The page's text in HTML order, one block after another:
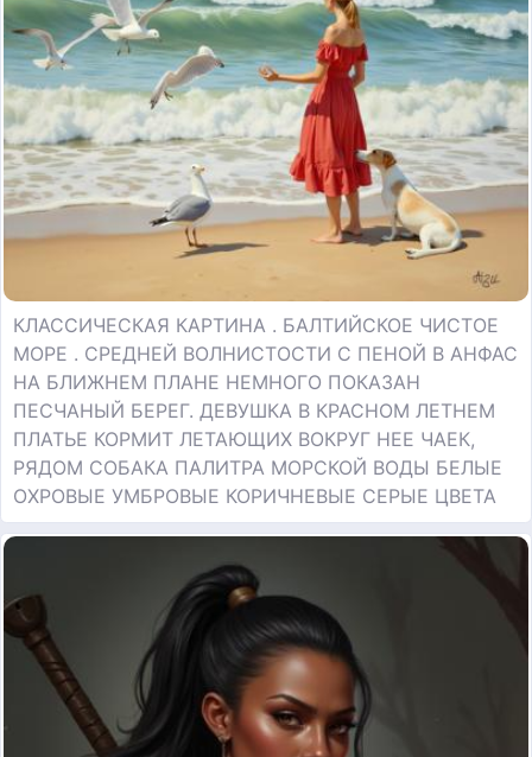
КЛАССИЧЕСКАЯ КАРТИНА . БАЛТИЙСКОЕ ЧИСТОЕ
МОРЕ . СРЕДНЕЙ ВОЛНИСТОСТИ С ПЕНОЙ В АНФАС
НА БЛИЖНЕМ ПЛАНЕ НЕМНОГО ПОКАЗАН
ПЕСЧАНЫЙ БЕРЕГ. ДЕВУШКА В КРАСНОМ ЛЕТНЕМ
ПЛАТЬЕ КОРМИТ ЛЕТАЮЩИХ ВОКРУГ НЕЕ ЧАЕК,
РЯДОМ СОБАКА ПАЛИТРА МОРСКОЙ ВОДЫ БЕЛЫЕ
ОХРОВЫЕ УМБРОВЫЕ КОРИЧНЕВЫЕ СЕРЫЕ ЦВЕТА